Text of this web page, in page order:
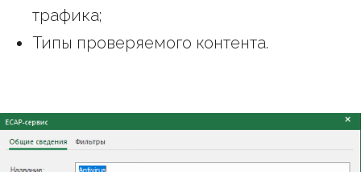
трафика;
Типы проверяемого контента.